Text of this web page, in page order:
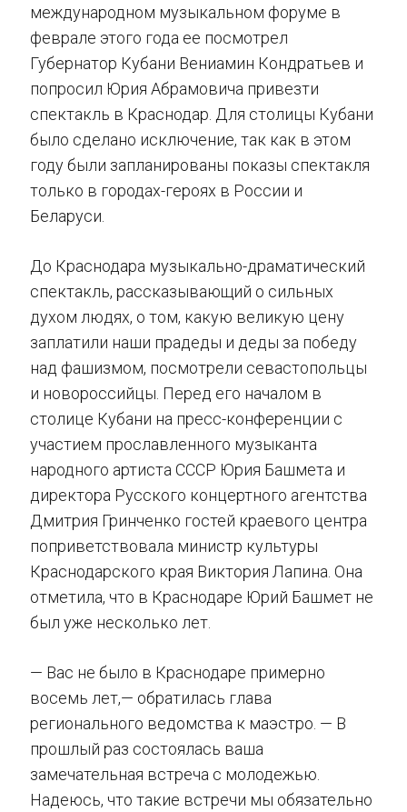
международном музыкальном форуме в
феврале этого года ее посмотрел
Губернатор Кубани Вениамин Кондратьев и
попросил Юрия Абрамовича привезти
спектакль в Краснодар. Для столицы Кубани
было сделано исключение, так как в этом
году были запланированы показы спектакля
только в городах-героях в России и
Беларуси.
До Краснодара музыкально-драматический
спектакль, рассказывающий о сильных
духом людях, о том, какую великую цену
заплатили наши прадеды и деды за победу
над фашизмом, посмотрели севастопольцы
и новороссийцы. Перед его началом в
столице Кубани на пресс-конференции с
участием прославленного музыканта
народного артиста СССР Юрия Башмета и
директора Русского концертного агентства
Дмитрия Гринченко гостей краевого центра
поприветствовала министр культуры
Краснодарского края Виктория Лапина. Она
отметила, что в Краснодаре Юрий Башмет не
был уже несколько лет.
— Вас не было в Краснодаре примерно
восемь лет,— обратилась глава
регионального ведомства к маэстро. — В
прошлый раз состоялась ваша
замечательная встреча с молодежью.
Надеюсь, что такие встречи мы обязательно